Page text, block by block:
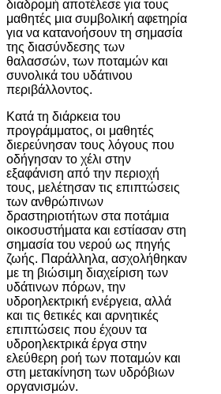
διαδρομή αποτέλεσε για τους
μαθητές μια συμβολική αφετηρία
για να κατανοήσουν τη σημασία
της διασύνδεσης των
θαλασσών, των ποταμών και
συνολικά του υδάτινου
περιβάλλοντος.
Κατά τη διάρκεια του
προγράμματος, οι μαθητές
διερεύνησαν τους λόγους που
οδήγησαν το χέλι στην
εξαφάνιση από την περιοχή
τους, μελέτησαν τις επιπτώσεις
των ανθρώπινων
δραστηριοτήτων στα ποτάμια
οικοσυστήματα και εστίασαν στη
σημασία του νερού ως πηγής
ζωής. Παράλληλα, ασχολήθηκαν
με τη βιώσιμη διαχείριση των
υδάτινων πόρων, την
υδροηλεκτρική ενέργεια, αλλά
και τις θετικές και αρνητικές
επιπτώσεις που έχουν τα
υδροηλεκτρικά έργα στην
ελεύθερη ροή των ποταμών και
στη μετακίνηση των υδρόβιων
οργανισμών.